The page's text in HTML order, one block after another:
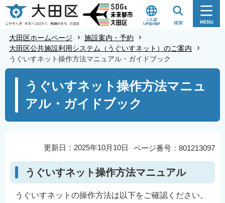
こ
の
の
大田区ホームページ
施設案内・予約
大田区公共施設利用システム（うぐいすネット）のご案内
うぐいすネット操作方法マニュアル・ガイドブック
うぐいすネット操作方法マニュ
アル・ガイドブック
ページ番号：801213097
更新日：2025年10月10日
うぐいすネット操作方法マニュアル
うぐいすネットの操作方法は以下をご確認ください。